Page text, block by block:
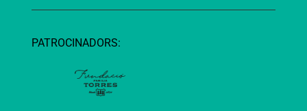
PATROCINADORS: